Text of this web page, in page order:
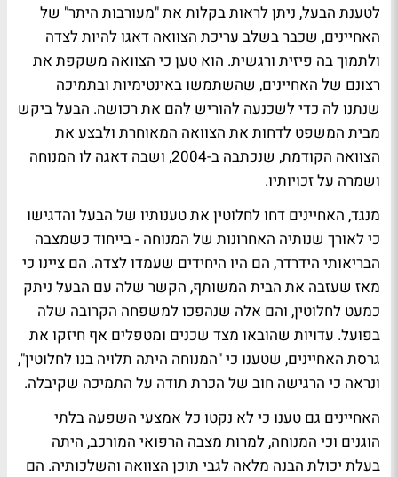
לטענת הבעל, ניתן לראות בקלות את "מעורבות היתר" של
האחיינים, שכבר בשלב עריכת הצוואה דאגו להיות לצדה
ולתמוך בה פיזית ורגשית. הוא טען כי הצוואה משקפת את
רצונם של האחיינים, שהשתמשו באינטימיות ובתמיכה
שנתנו לה כדי לשכנעה להוריש להם את רכושה. הבעל ביקש
מבית המשפט לדחות את הצוואה המאוחרת ולבצע את
הצוואה הקודמת, שנכתבה ב-2004, ושבה דאגה לו המנוחה
ושמרה על זכויותיו.
מנגד, האחיינים דחו לחלוטין את טענותיו של הבעל והדגישו
כי לאורך שנותיה האחרונות של המנוחה - בייחוד כשמצבה
הבריאותי הידרדר, הם היו היחידים שעמדו לצדה. הם ציינו כי
מאז שעזבה את הבית המשותף, הקשר שלה עם הבעל ניתק
כמעט לחלוטין, והם אלה שנהפכו למשפחה הקרובה שלה
בפועל. עדויות שהובאו מצד שכנים ומטפלים אף חיזקו את
גרסת האחיינים, שטענו כי "המנוחה היתה תלויה בנו לחלוטין",
ונראה כי הרגישה חוב של הכרת תודה על התמיכה שקיבלה.
האחיינים גם טענו כי לא נקטו כל אמצעי השפעה בלתי
הוגנים וכי המנוחה, למרות מצבה הרפואי המורכב, היתה
בעלת יכולת הבנה מלאה לגבי תוכן הצוואה והשלכותיה. הם